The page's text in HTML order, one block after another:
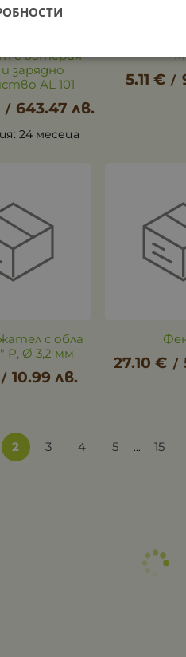
с батерия
зарядно
AL 101
/ 643.47 лв.
24 месеца
5.11 € /
с обла
P, Ø 3,2 мм
/ 10.99 лв.
27.10 € /
2 3 4 5 ... 15